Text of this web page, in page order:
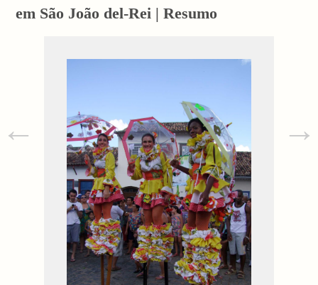
em São João del-Rei | Resumo
← →